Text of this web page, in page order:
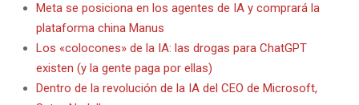
Meta se posiciona en los agentes de IA y comprará la
plataforma china Manus
Los «colocones» de la IA: las drogas para ChatGPT
existen (y la gente paga por ellas)
Dentro de la revolución de la IA del CEO de Microsoft,